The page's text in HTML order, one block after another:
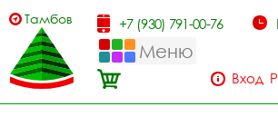
Тамбов +7 (930) 791-00-76
Меню
Вход